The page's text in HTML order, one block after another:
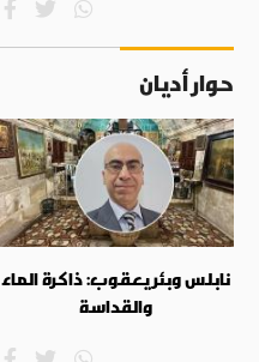
حوار أديان
نابلس وبئر يعقوب: ذاكرة الماء
والقداسة